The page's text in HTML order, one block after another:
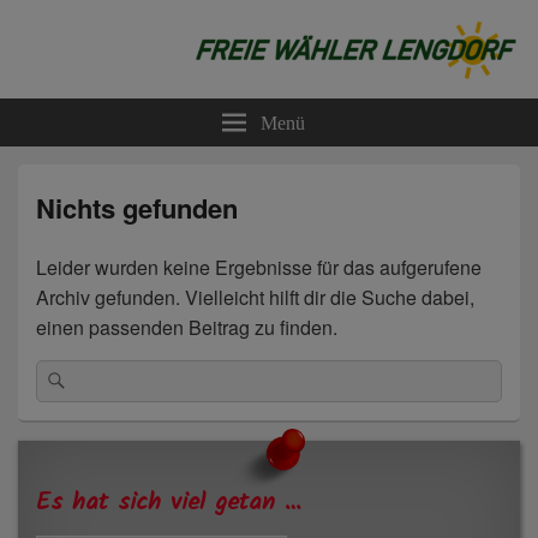
Freie Wähler Lengdorf
Menü
Nichts gefunden
Leider wurden keine Ergebnisse für das aufgerufene
Archiv gefunden. Vielleicht hilft dir die Suche dabei,
einen passenden Beitrag zu finden.
Suchen
nach:
Widgetbereich
Es hat sich viel getan …